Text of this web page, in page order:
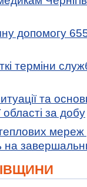
допомогу
терміни
та
області за добу
мереж